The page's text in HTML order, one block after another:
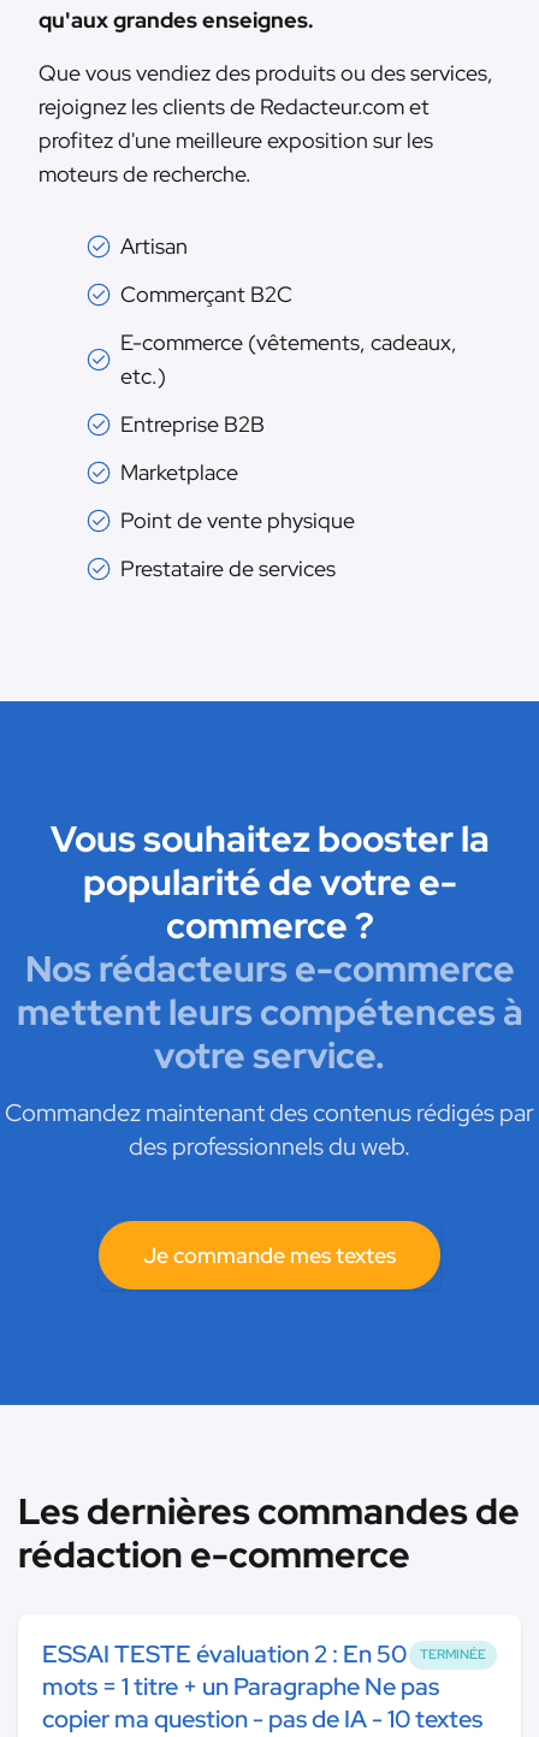
qu'aux grandes enseignes.
Que vous vendiez des produits ou des services,
rejoignez les clients de Redacteur.com et
profitez d'une meilleure exposition sur les
moteurs de recherche.
Artisan
Commerçant B2C
E-commerce (vêtements, cadeaux,
etc.)
Entreprise B2B
Marketplace
Point de vente physique
Prestataire de services
Vous souhaitez booster la
popularité de votre e-
commerce ?
Nos rédacteurs e-commerce
mettent leurs compétences à
votre service.
Commandez maintenant des contenus rédigés par
des professionnels du web.
Je commande mes textes
Les dernières commandes de
rédaction e-commerce
TERMINÉE
ESSAI TESTE évaluation 2 : En 50
mots = 1 titre + un Paragraphe Ne pas
copier ma question - pas de IA - 10 textes